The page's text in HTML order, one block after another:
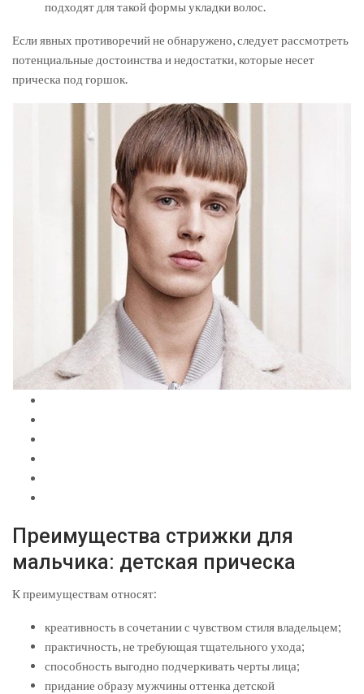
подходят для такой формы укладки волос.
Если явных противоречий не обнаружено, следует рассмотреть
потенциальные достоинства и недостатки, которые несет
прическа под горшок.
Преимущества стрижки для
мальчика: детская прическа
К преимуществам относят:
креативность в сочетании с чувством стиля владельцем;
практичность, не требующая тщательного ухода;
способность выгодно подчеркивать черты лица;
придание образу мужчины оттенка детской